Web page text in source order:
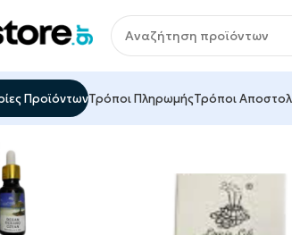
ΠροϊόντωνΤρόποι ΠληρωμήςΤρόποι
Smart Tech & Gadgets